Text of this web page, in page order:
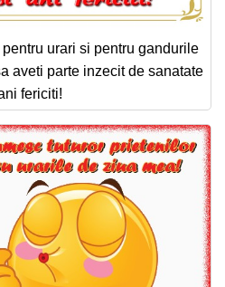
urari si pentru gandurile
aveti parte inzecit de sanatate
fericiti!